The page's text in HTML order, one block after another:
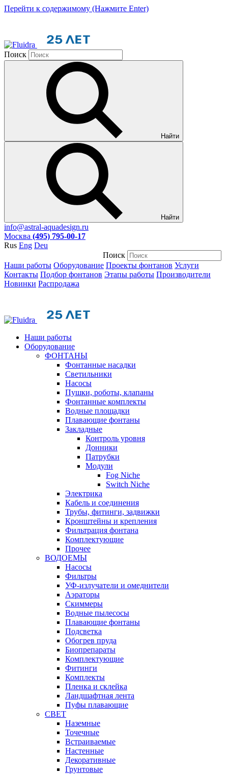
Перейти к содержимому (Нажмите Enter)
Поиск
Найти
Найти
info@astral-aquadesign.ru
Москва (495) 795-00-17
Rus Eng Deu
Поиск
Наши работы Оборудование Проекты фонтанов Услуги
Контакты Подбор фонтанов Этапы работы Производители
Новинки Распродажа
Наши работы
Оборудование
ФОНТАНЫ
Фонтанные насадки
Cветильники
Насосы
Пушки, роботы, клапаны
Фонтанные комплекты
Водные площадки
Плавающие фонтаны
Закладные
Контроль уровня
Донники
Патрубки
Модули
Fog Niche
Switch Niche
Электрика
Кабель и соединения
Трубы, фитинги, задвижки
Кронштейны и крепления
Фильтрация фонтана
Комплектующие
Прочее
ВОДОЕМЫ
Насосы
Фильтры
УФ-излучатели и омеднители
Аэраторы
Cкиммеры
Водные пылесосы
Плавающие фонтаны
Подсветка
Обогрев пруда
Биопрепараты
Комплектующие
Фитинги
Комплекты
Пленка и склейка
Ландшафтная лента
Пуфы плавающие
СВЕТ
Наземные
Точечные
Встраиваемые
Настенные
Декоративные
Грунтовые